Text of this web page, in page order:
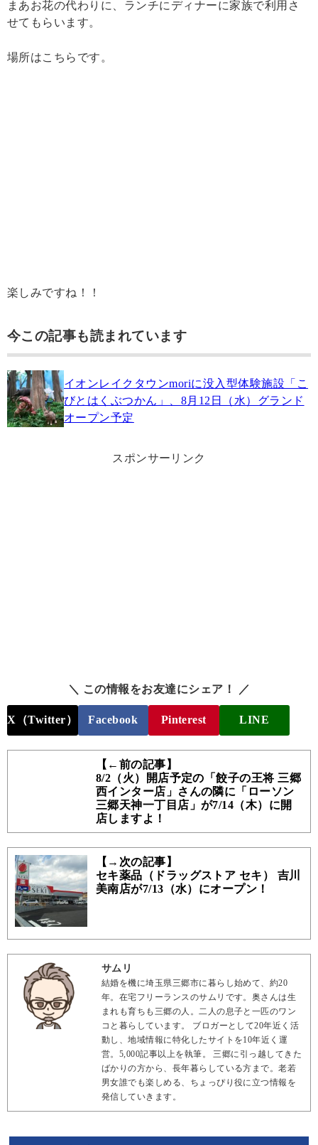
まあお花の代わりに、ランチにディナーに家族で利用さ
せてもらいます。
場所はこちらです。
楽しみですね！！
今この記事も読まれています
イオンレイクタウンmoriに没入型体験施設「こ
びとはくぶつかん」、8月12日（水）グランド
オープン予定
スポンサーリンク
＼ この情報をお友達にシェア！ ／
X（Twitter） Facebook Pinterest LINE
【←前の記事】
8/2（火）開店予定の「餃子の王将 三郷
西インター店」さんの隣に「ローソン
三郷天神一丁目店」が7/14（木）に開
店しますよ！
【→次の記事】
セキ薬品（ドラッグストア セキ） 吉川
美南店が7/13（水）にオープン！
サムリ
結婚を機に埼玉県三郷市に暮らし始めて、約20
年。在宅フリーランスのサムリです。奥さんは生
まれも育ちも三郷の人。二人の息子と一匹のワン
コと暮らしています。 ブロガーとして20年近く活
動し、地域情報に特化したサイトを10年近く運
営。5,000記事以上を執筆。 三郷に引っ越してきた
ばかりの方から、長年暮らしている方まで。老若
男女誰でも楽しめる、ちょっぴり役に立つ情報を
発信していきます。